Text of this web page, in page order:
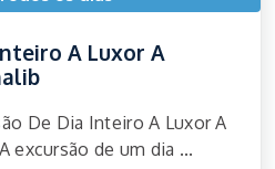
A Luxor A
De Dia Inteiro A Luxor A
excursão de um dia ...